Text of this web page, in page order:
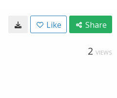
Like Share
2 VIEWS